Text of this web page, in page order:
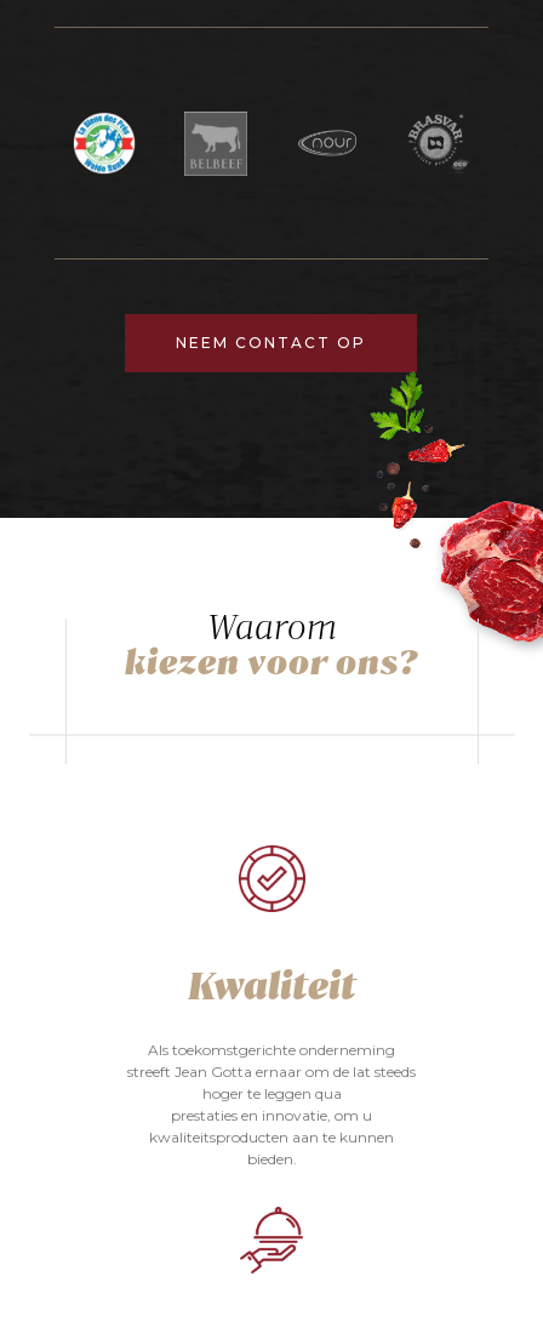
NEEM CONTACT OP
Waarom
kiezen voor ons?
Kwaliteit
Als toekomstgerichte onderneming
streeft Jean Gotta ernaar om de lat steeds
hoger te leggen qua
prestaties en innovatie, om u
kwaliteitsproducten aan te kunnen
bieden.